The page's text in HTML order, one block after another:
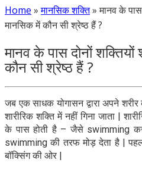
Home » मानसिक शक्ति» मानव के पास
मानसिक में कौन सी श्रेष्ठ हैं ?
मानव के पास दोनों शक्तियों
कौन सी श्रेष्ठ हैं ?
जब एक साधक योगासन द्वारा अपने
शारीरिक शक्ति में नहीं गिना जाता |
के पास होती है – जैसे swimming
swimming की तरफ मोड़ देता है |
बॉक्सिंग की ओर |